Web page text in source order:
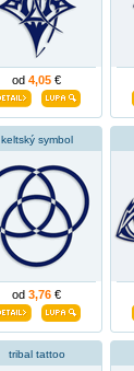
od 4,05 €
keltský symbol
od 3,76 €
tribal tattoo